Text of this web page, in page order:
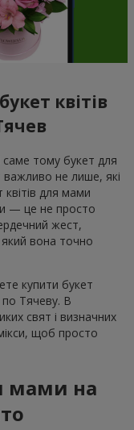
квітів
саме тому букет для
не лише, які
квітів для мами
— це не просто
жест,
вона точно
купити букет
по Тячеву. В
свят і визначних
щоб просто
мами на